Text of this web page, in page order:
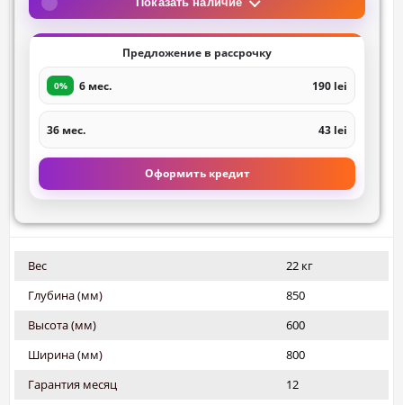
Предложение в рассрочку
0% 6 мес. 190 lei
36 мес. 43 lei
Оформить кредит
Вес
22 кг
Глубина (мм)
850
Высота (мм)
600
Ширина (мм)
800
Гарантия месяц
12